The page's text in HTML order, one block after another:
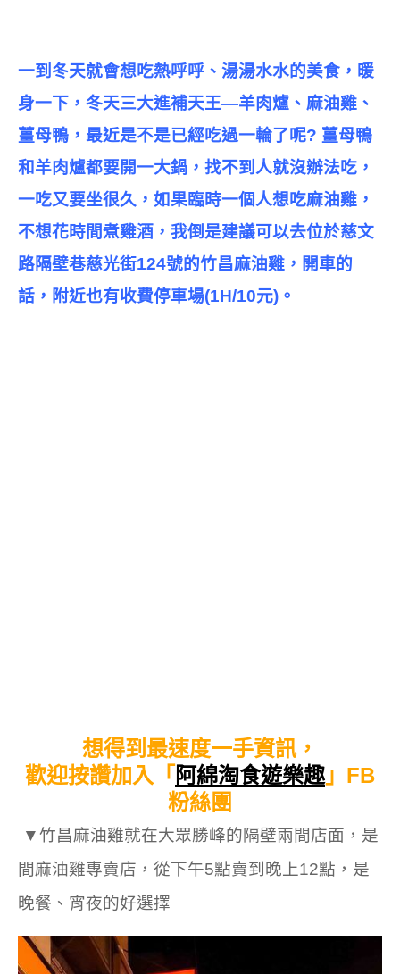
一到冬天就會想吃熱呼呼、湯湯水水的美食，暖
身一下，冬天三大進補天王—羊肉爐、麻油雞、
薑母鴨，最近是不是已經吃過一輪了呢? 薑母鴨
和羊肉爐都要開一大鍋，找不到人就沒辦法吃，
一吃又要坐很久，如果臨時一個人想吃麻油雞，
不想花時間煮雞酒，我倒是建議可以去位於慈文
路隔壁巷慈光街124號的竹昌麻油雞，開車的
話，附近也有收費停車場(1H/10元)。
想得到最速度一手資訊，
歡迎按讚加入「 阿綿淘食遊樂趣 」FB
粉絲團
▼竹昌麻油雞就在大眾勝峰的隔壁兩間店面，是
間麻油雞專賣店，從下午5點賣到晚上12點，是
晚餐、宵夜的好選擇